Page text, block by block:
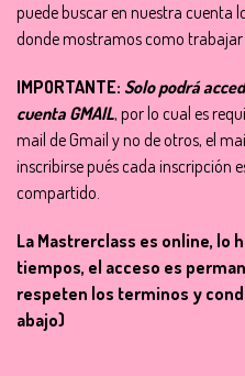
puede buscar en nuestra cuenta
donde mostramos como trabajar
IMPORTANTE: Solo podrá
cuenta GMAIL, por lo cual es
mail de Gmail y no de otros, el
inscribirse pués cada inscripción
compartido.
La Mastrerclass es online, lo
tiempos, el acceso es
respeten los terminos y
abajo)